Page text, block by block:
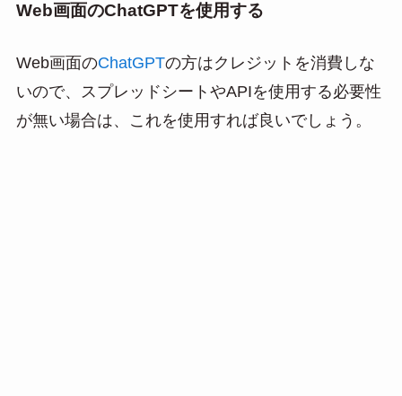
Web画面のChatGPTを使用する
Web画面のChatGPTの方はクレジットを消費しな
いので、スプレッドシートやAPIを使用する必要性
が無い場合は、これを使用すれば良いでしょう。